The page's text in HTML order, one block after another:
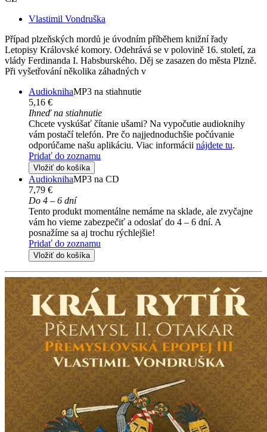
Vlastimil Vondruška
Případ plzeňských mordů je úvodním příběhem knižní řady
Letopisy Královské komory. Odehrává se v polovině 16. století, za
vlády Ferdinanda I. Habsburského. Děj se zasazen do města Plzně.
Při vyšetřování několika záhadných v
AudioknihaMP3 na stiahnutie
5,16 €
Ihneď na stiahnutie
Chcete vyskúšať čítanie ušami? Na vypočutie audioknihy
vám postačí telefón. Pre čo najjednoduchšie počúvanie
odporúčame našu aplikáciu. Viac informácii nájdete tu.
Pridať do zoznamu
Vložiť do košíka
AudioknihaMP3 na CD
7,79 €
Do 4 – 6 dní
Tento produkt momentálne nemáme na sklade, ale zvyčajne
vám ho vieme zabezpečiť a odoslať do 4 – 6 dní. A
posnažíme sa aj trochu rýchlejšie!
Pridať do zoznamu
Vložiť do košíka